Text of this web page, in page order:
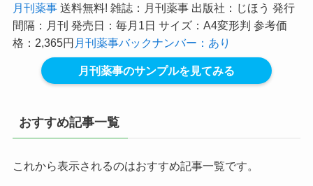
月刊薬事送料無料! 雑誌：月刊薬事 出版社：じほう 発行
間隔：月刊 発売日：毎月1日 サイズ：A4変形判 参考価
格：2,365円 月刊薬事バックナンバー：あり
月刊薬事のサンプルを見てみる
おすすめ記事一覧
これから表示されるのはおすすめ記事一覧です。